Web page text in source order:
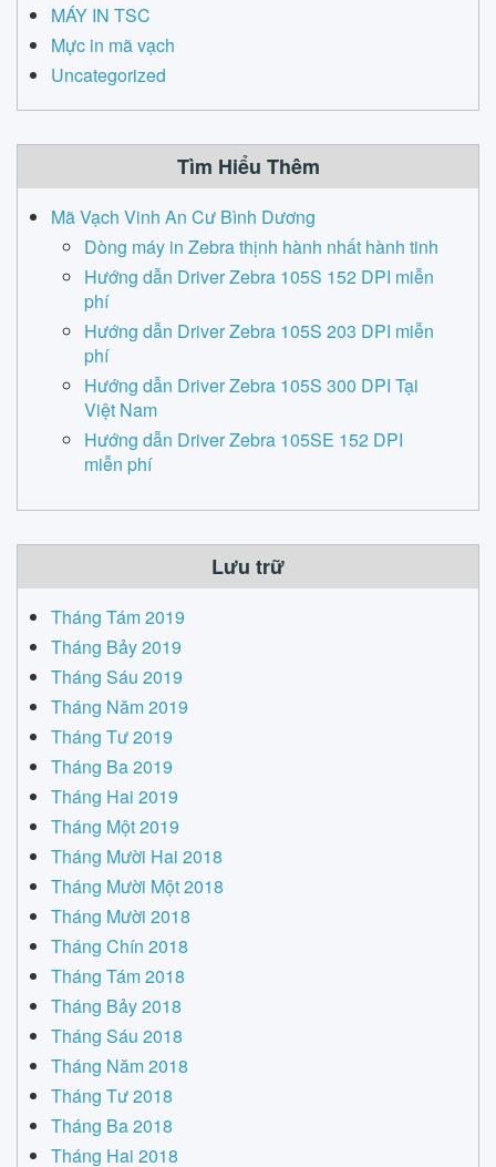
MÁY IN TSC
Mực in mã vạch
Uncategorized
Tìm Hiểu Thêm
Mã Vạch Vinh An Cư Bình Dương
Dòng máy in Zebra thịnh hành nhất hành tinh
Hướng dẫn Driver Zebra 105S 152 DPI miễn
phí
Hướng dẫn Driver Zebra 105S 203 DPI miễn
phí
Hướng dẫn Driver Zebra 105S 300 DPI Tại
Việt Nam
Hướng dẫn Driver Zebra 105SE 152 DPI
miễn phí
Lưu trữ
Tháng Tám 2019
Tháng Bảy 2019
Tháng Sáu 2019
Tháng Năm 2019
Tháng Tư 2019
Tháng Ba 2019
Tháng Hai 2019
Tháng Một 2019
Tháng Mười Hai 2018
Tháng Mười Một 2018
Tháng Mười 2018
Tháng Chín 2018
Tháng Tám 2018
Tháng Bảy 2018
Tháng Sáu 2018
Tháng Năm 2018
Tháng Tư 2018
Tháng Ba 2018
Tháng Hai 2018